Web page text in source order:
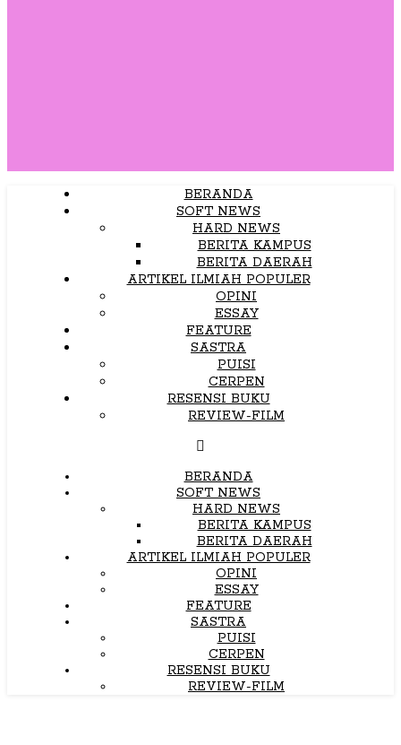
BERANDA
SOFT NEWS
HARD NEWS
BERITA KAMPUS
BERITA DAERAH
ARTIKEL ILMIAH POPULER
OPINI
ESSAY
FEATURE
SASTRA
PUISI
CERPEN
RESENSI BUKU
REVIEW-FILM
BERANDA
SOFT NEWS
HARD NEWS
BERITA KAMPUS
BERITA DAERAH
ARTIKEL ILMIAH POPULER
OPINI
ESSAY
FEATURE
SASTRA
PUISI
CERPEN
RESENSI BUKU
REVIEW-FILM